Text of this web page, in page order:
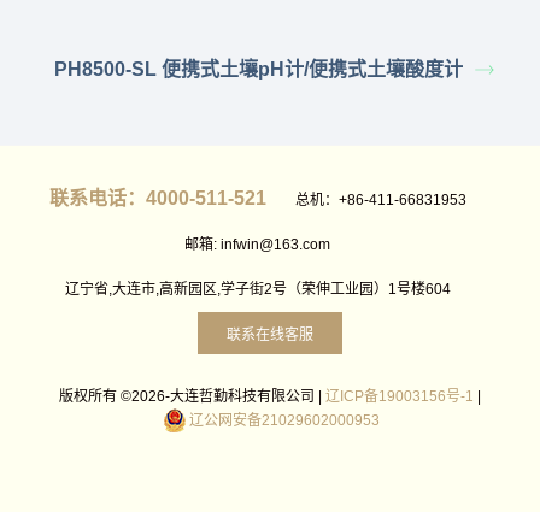
PH8500-SL 便携式土壤pH计/便携式土壤酸度计
联系电话：4000-511-521 总机：+86-411-66831953
邮箱: infwin@163.com
辽宁省,大连市,高新园区,学子街2号（荣伸工业园）1号楼604
联系在线客服
版权所有 ©2026-大连哲勤科技有限公司 | 辽ICP备19003156号-1
辽公网安备21029602000953